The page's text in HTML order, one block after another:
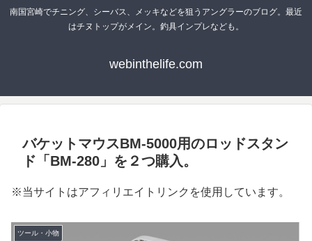
南国宮崎でチニング、シーバス、メッキなどを狙うアングラーのブログ。最近
はチヌトップがメイン。釣具インプレなども。
webinthelife.com
バケットマウスBM-5000用のロッドスタン
ド「BM-280」を２つ購入。
※当サイトはアフィリエイトリンクを使用しています。
ツール・小物